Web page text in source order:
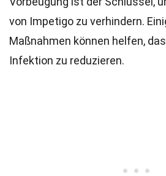
von Impetigo zu verhindern.
Maßnahmen können helfen,
Infektion zu reduzieren.